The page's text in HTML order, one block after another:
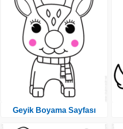
Geyik Boyama Sayfası